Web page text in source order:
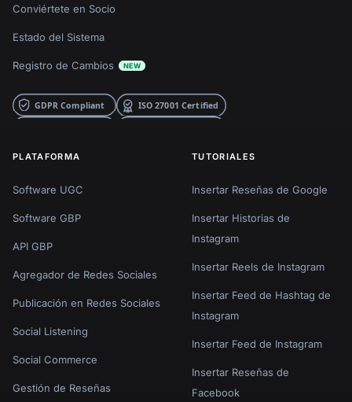
Conviértete en Socio
Estado del Sistema
Registro de Cambios NEW
PLATAFORMA
Software UGC
Software GBP
API GBP
Agregador de Redes Sociales
Publicación en Redes Sociales
Social Listening
Social Commerce
Gestión de Reseñas
TUTORIALES
Insertar Reseñas de Google
Insertar Historias de
Instagram
Insertar Reels de Instagram
Insertar Feed de Hashtag de
Instagram
Insertar Feed de Instagram
Insertar Reseñas de
Facebook